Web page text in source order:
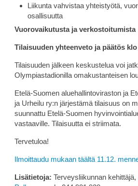
Liikunta vahvistaa yhteistyötä,
osallisuutta
Vuorovaikutusta ja verkostoitumista
Tilaisuuden yhteenveto ja päätös klo
Tilaisuuden jälkeen keskustelua voi
Olympiastadionilla omakustanteisen
Etelä-Suomen aluehallintoviraston ja
ja Urheilu ry:n järjestämä tilaisuus on
suunnattu Etelä-Suomen
vastaaville. Tilaisuutta ei striimata.
Tervetuloa!
Ilmoittaudu mukaan täältä 11.12.
Lisätietoja: Terveysliikunnan kehittäjä,